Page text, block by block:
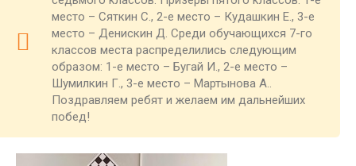
место – Сяткин С., 2-е место – Кудашкин Е., 3-е
место – Денискин Д. Среди обучающихся 7-го
классов места распределились следующим
образом: 1-е место – Бугай И., 2-е место –
Шумилкин Г., 3-е место – Мартынова А..
Поздравляем ребят и желаем им дальнейших
побед!